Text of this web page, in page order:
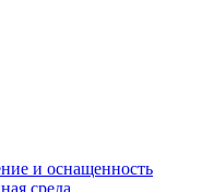
и оснащенность
среда